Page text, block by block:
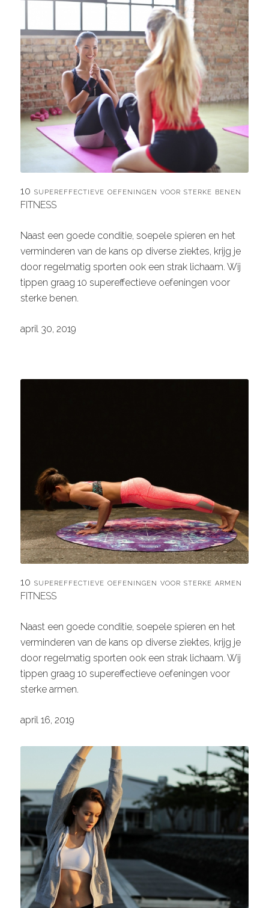
10 supereffectieve oefeningen voor sterke benen
FITNESS
Naast een goede conditie, soepele spieren en het
verminderen van de kans op diverse ziektes, krijg je
door regelmatig sporten ook een strak lichaam. Wij
tippen graag 10 supereffectieve oefeningen voor
sterke benen.
april 30, 2019
10 supereffectieve oefeningen voor sterke armen
FITNESS
Naast een goede conditie, soepele spieren en het
verminderen van de kans op diverse ziektes, krijg je
door regelmatig sporten ook een strak lichaam. Wij
tippen graag 10 supereffectieve oefeningen voor
sterke armen.
april 16, 2019